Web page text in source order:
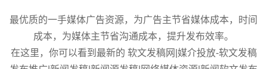
最优质的一手媒体广告资源，为广告主节省媒体成本，时间
成本，为媒体主节省沟通成本，提升发布效率。
在这里，你可以看到最新的 软文发稿网|媒介投放-软文发稿